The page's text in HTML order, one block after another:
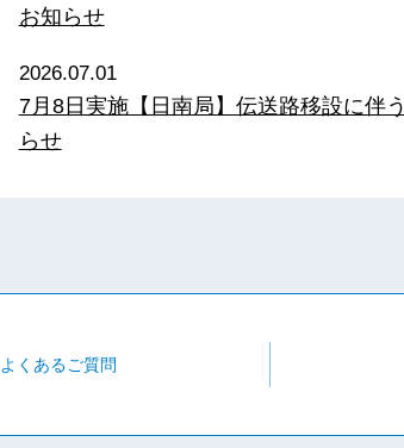
お知らせ
2026.07.01
7月8日実施【日南局】伝送路移設に伴
らせ
よくあるご質問